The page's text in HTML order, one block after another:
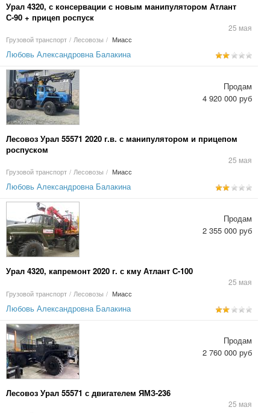
Урал 4320, с консервации с новым манипулятором Атлант
С-90 + прицеп роспуск
25 мая
Грузовой транспорт / Лесовозы / Миасс
Любовь Александровна Балакина
Лесовоз Урал 55571 2020 г.в. с манипулятором и прицепом
роспуском
25 мая
Грузовой транспорт / Лесовозы / Миасс
Продам
4 920 000 руб
Любовь Александровна Балакина
Урал 4320, капремонт 2020 г. с кму Атлант С-100
25 мая
Грузовой транспорт / Лесовозы / Миасс
Продам
2 355 000 руб
Любовь Александровна Балакина
Лесовоз Урал 55571 с двигателем ЯМЗ-236
25 мая
Продам
2 760 000 руб